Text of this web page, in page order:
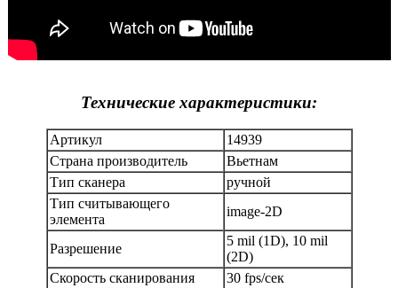
Технические характеристики:
Артикул
14939
Страна производитель
Вьетнам
Тип сканера
ручной
Тип считывающего
элемента
image-2D
Разрешение
5 mil (1D), 10 mil
(2D)
Скорость сканирования
30 fps/сек